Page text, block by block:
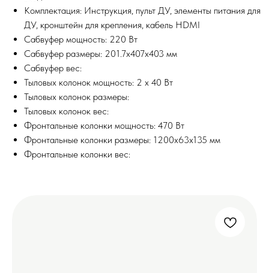
Комплектация: Инструкция, пульт ДУ, элементы питания для
ДУ, кронштейн для крепления, кабель HDMI
Сабвуфер мощность: 220 Вт
Сабвуфер размеры: 201.7x407x403 мм
Сабвуфер вес:
Тыловых колонок мощность: 2 x 40 Вт
Тыловых колонок размеры:
Тыловых колонок вес:
Фронтальные колонки мощность: 470 Вт
Фронтальные колонки размеры: 1200х63х135 мм
Фронтальные колонки вес: